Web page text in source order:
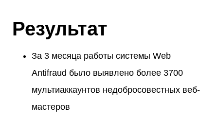
Результат
За 3 месяца работы системы Web
Antifraud было выявлено более 3700
мультиаккаунтов недобросовестных веб-
мастеров